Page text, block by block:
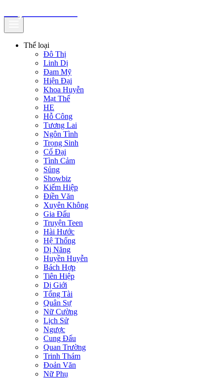
Thể loại
Đô Thị
Linh Dị
Đam Mỹ
Hiện Đại
Khoa Huyễn
Mạt Thế
HE
Hỗ Công
Tương Lai
Ngôn Tình
Trọng Sinh
Cổ Đại
Tình Cảm
Sủng
Showbiz
Kiếm Hiệp
Điền Văn
Xuyên Không
Gia Đấu
Truyện Teen
Hài Hước
Hệ Thống
Dị Năng
Huyền Huyễn
Bách Hợp
Tiên Hiệp
Dị Giới
Tổng Tài
Quân Sự
Nữ Cường
Lịch Sử
Ngược
Cung Đấu
Quan Trường
Trinh Thám
Đoản Văn
Nữ Phụ